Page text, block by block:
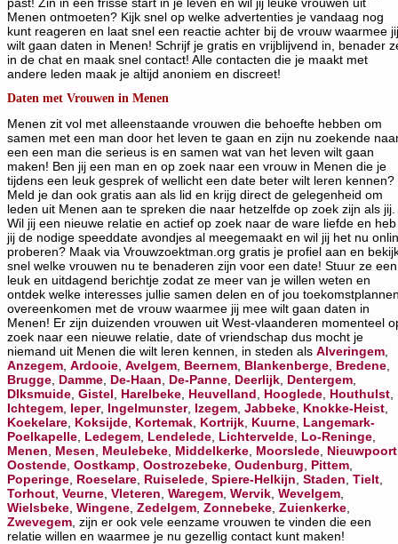
past! Zin in een frisse start in je leven en wil jij leuke vrouwen uit
Menen ontmoeten? Kijk snel op welke advertenties je vandaag nog
kunt reageren en laat snel een reactie achter bij de vrouw waarmee jij
wilt gaan daten in Menen! Schrijf je gratis en vrijblijvend in, benader
in de chat en maak snel contact! Alle contacten die je maakt met
andere leden maak je altijd anoniem en discreet!
Daten met Vrouwen in Menen
Menen zit vol met alleenstaande vrouwen die behoefte hebben om
samen met een man door het leven te gaan en zijn nu zoekende
een een man die serieus is en samen wat van het leven wilt gaan
maken! Ben jij een man en op zoek naar een vrouw in Menen die je
tijdens een leuk gesprek of wellicht een date beter wilt leren kennen?
Meld je dan ook gratis aan als lid en krijg direct de gelegenheid om
leden uit Menen aan te spreken die naar hetzelfde op zoek zijn als jij.
Wil jij een nieuwe relatie en actief op zoek naar de ware liefde en heb
jij de nodige speeddate avondjes al meegemaakt en wil jij het nu
proberen? Maak via Vrouwzoektman.org gratis je profiel aan en
snel welke vrouwen nu te benaderen zijn voor een date! Stuur ze een
leuk en uitdagend berichtje zodat ze meer van je willen weten en
ontdek welke interesses jullie samen delen en of jou
overeenkomen met de vrouw waarmee jij mee wilt gaan daten in
Menen! Er zijn duizenden vrouwen uit West-vlaanderen momenteel
zoek naar een nieuwe relatie, date of vriendschap dus mocht je
niemand uit Menen die wilt leren kennen, in steden als Alveringem
Anzegem Ardooie Avelgem Beernem Blankenberge Bredene
Brugge Damme De-Haan De-Panne Deerlijk Dentergem
DIksmuide Gistel Harelbeke Heuvelland Hooglede Houthulst
Ichtegem Ieper, Ingelmunster, Izegem Jabbeke Knokke-Heist
Koekelare Koksijde Kortemak Kortrijk Kuurne Langemark-
Poelkapelle Ledegem Lendelede Lichtervelde Lo-Reninge
Menen
Mesen Meulebeke Middelkerke Moorslede Nieuwpoort
Oostende Oostkamp Oostrozebeke Oudenburg Pittem
Poperinge Roeselare Ruiselede Spiere-Helkijn Staden Tielt
Torhout Veurne Vleteren Waregem Wervik Wevelgem
Wielsbeke Wingene Zedelgem Zonnebeke Zuienkerke
Zwevegem , zijn er ook vele eenzame vrouwen te vinden die een
relatie willen en waarmee je nu gezellig contact kunt maken!